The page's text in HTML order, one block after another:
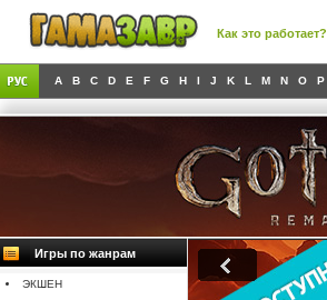
Как это работает?
A B C D E F G H I J K L M N O P
Игры по жанрам
ЭКШЕН